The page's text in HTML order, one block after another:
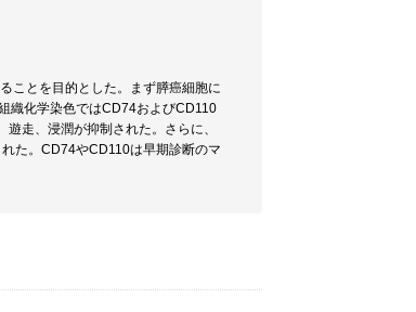
ことを目的とした。まず膵癌細胞に
織化学染色ではCD74およびCD110
走、浸潤が抑制された。さらに、
た。CD74やCD110は早期診断のマ